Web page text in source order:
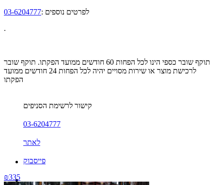
לפרטים נוספים :03-6204777
.
תוקף שובר כספי הינו לכל הפחות 60 חודשים ממועד הפקתו. תוקף שובר
לרכישת מוצר או שירות מסויים יהיה לכל הפחות 24 חודשים ממועד
הפקתו
קישור לרשימת הסניפים
03-6204777
לאתר
פייסבוק
₪335